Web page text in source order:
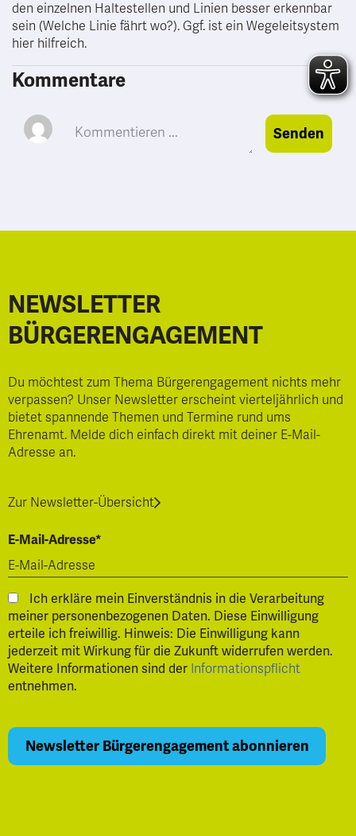
den einzelnen Haltestellen und Linien besser erkennbar
sein (Welche Linie fährt wo?). Ggf. ist ein Wegeleitsystem
hier hilfreich.
Kommentare
Senden
NEWSLETTER
BÜRGERENGAGEMENT
Du möchtest zum Thema Bürgerengagement nichts mehr
verpassen? Unser Newsletter erscheint vierteljährlich und
bietet spannende Themen und Termine rund ums
Ehrenamt. Melde dich einfach direkt mit deiner E-Mail-
Adresse an.
Zur Newsletter-Übersicht
E-Mail-Adresse*
Ich erkläre mein Einverständnis in die Verarbeitung
meiner personenbezogenen Daten. Diese Einwilligung
erteile ich freiwillig. Hinweis: Die Einwilligung kann
jederzeit mit Wirkung für die Zukunft widerrufen werden.
Weitere Informationen sind der Informationspflicht
entnehmen.